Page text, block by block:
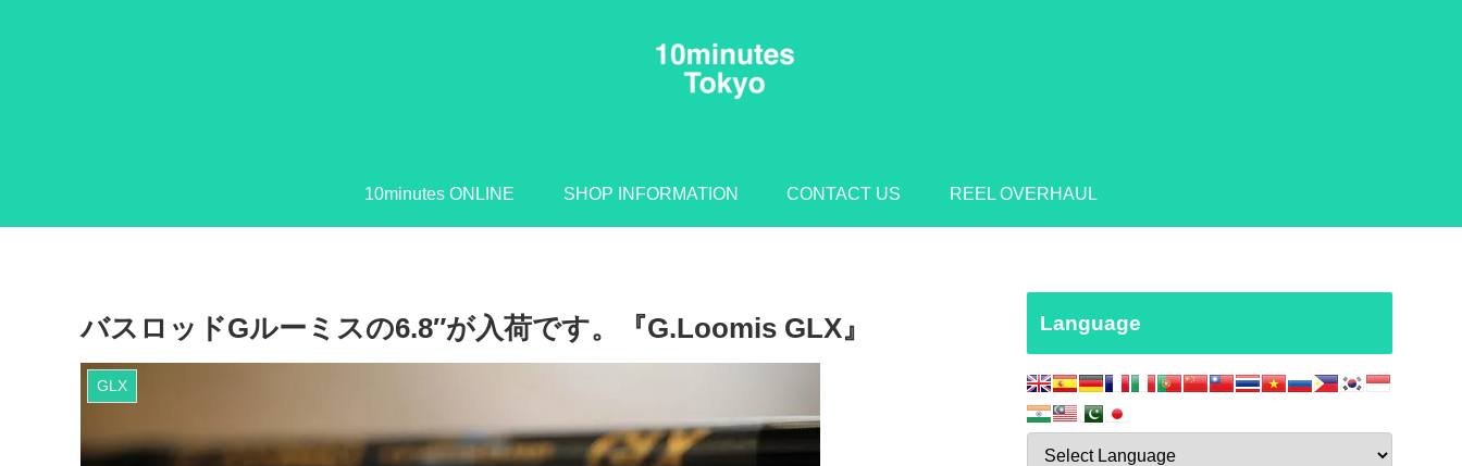
10minutes ONLINE SHOP INFORMATION CONTACT US REEL OVERHAUL
バスロッドGルーミスの6.8″が入荷です。『G.Loomis GLX』
GLX
Language